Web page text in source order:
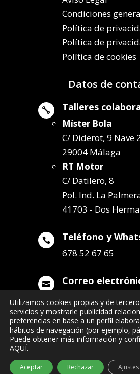
Condiciones
Política de
Política de
Política de cookies
Datos de
 Talleres
Míster Bola
C/ Diderot, 9 Nave
29004 Málaga
RT Motor
C/ Datilero, 8
Pol. Ind. La
41703 - Dos
 Teléfono y
678 52 67 65
 Correo
-
Utilizamos cookies propias y de
servicios y mostrarle publicidad
preferencias en base a un perfil
hábitos de navegación (por ejemplo,
Puede obtener más información y
AQUÍ.
Aceptar Rechazar Ajustes